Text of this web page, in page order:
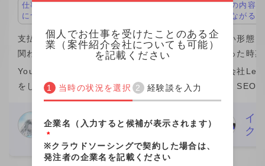
仕事の内容が面白い、キャリアアップ
につながる
支払い形態：1制作 ￥10,000
関わった時期：2026年
YouTubeなどを中心に動画編集の業務
をしています。 私自身、この1年間(仕
事の期間）は成長を感じられた期間で
素直に嬉しいです。 そのきっかけをく
れたのがビデオチューブさんでした。
実は、最初にネット
Nari Meguro
編集者
仕事の内容
につながる
支払い形態
関わった時
株式会社
では、SEO
マーケティ
ら分析改善
た。特に、
イ
ク
個人でお仕事を受けたことのある企
業（案件紹介会社についても可能）
を記載ください
当時の状況を選択 経験談を入力
企業名（入力すると候補が表示されます）
*
※クラウドソーシングで契約した場合は、
発注者の企業名を記載ください